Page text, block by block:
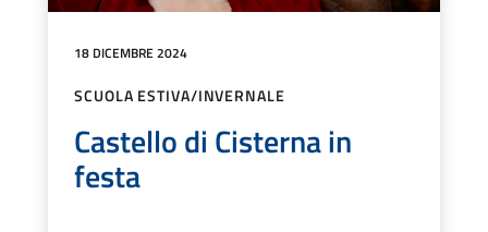
18 DICEMBRE 2024
SCUOLA ESTIVA/INVERNALE
Castello di Cisterna in
festa